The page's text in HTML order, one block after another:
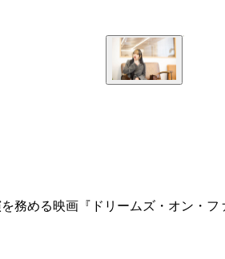
務める映画『ドリームズ・オン・